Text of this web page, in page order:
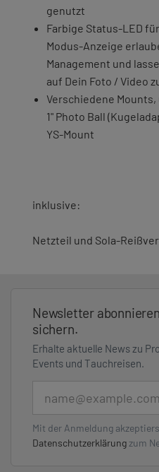
genutzt
Farbige Status-LED
Modus-Anzeige
Management und
auf Dein Foto / Video
Verschiedene
1" Photo Ball
YS-Mount
inklusive:
Netzteil und Sola-
Newsletter
sichern.
Erhalte aktuelle News zu
Events und Tauchreisen.
Mit der Anmeldung
Datenschutzerklärung zum